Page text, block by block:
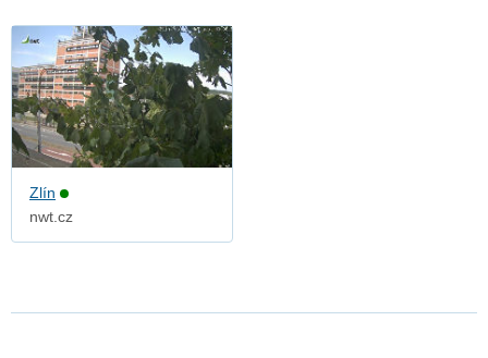
Zlín
nwt.cz